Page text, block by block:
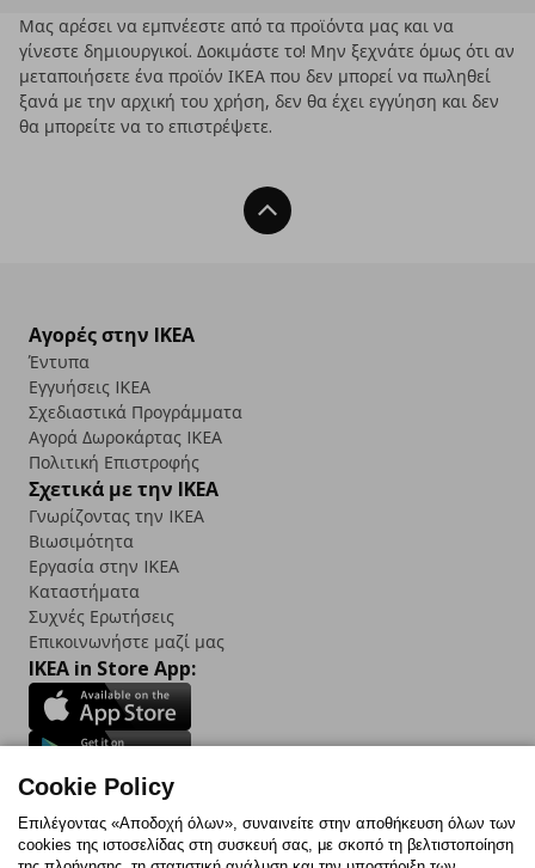
Μας αρέσει να εμπνέεστε από τα προϊόντα μας και να
γίνεστε δημιουργικοί. Δοκιμάστε το! Μην ξεχνάτε όμως ότι αν
μεταποιήσετε ένα προϊόν ΙΚΕΑ που δεν μπορεί να πωληθεί
ξανά με την αρχική του χρήση, δεν θα έχει εγγύηση και δεν
θα μπορείτε να το επιστρέψετε.
Back To Top
Αγορές στην IKEA
Έντυπα
Εγγυήσεις IKEA
Σχεδιαστικά Προγράμματα
Αγορά Δωρoκάρτας IKEA
Πολιτική Επιστροφής
Σχετικά με την IKEA
Γνωρίζοντας την IKEA
Βιωσιμότητα
Εργασία στην IKEA
Καταστήματα
Συχνές Ερωτήσεις
Επικοινωνήστε μαζί μας
IKEA in Store App:
Follow us:
FacebookInstagram
TikTokYoutubePinterestTwitter
Cookie Policy
Επιλέγοντας «Αποδοχή όλων», συναινείτε στην αποθήκευση όλων των
cookies της ιστοσελίδας στη συσκευή σας, με σκοπό τη βελτιστοποίηση